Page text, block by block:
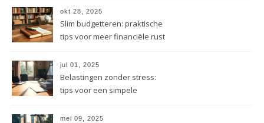
okt 28, 2025
Slim budgetteren: praktische
tips voor meer financiële rust
jul 01, 2025
Belastingen zonder stress:
tips voor een simpele
mei 09, 2025